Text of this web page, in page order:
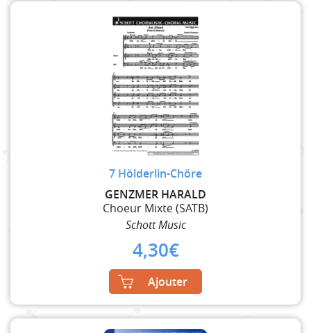
7 Hölderlin-Chöre
GENZMER HARALD
Choeur Mixte (SATB)
Schott Music
4,30€
Ajouter